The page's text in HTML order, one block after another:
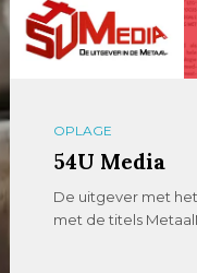
OPLAGE
54U Media
De uitgever met
met de titels